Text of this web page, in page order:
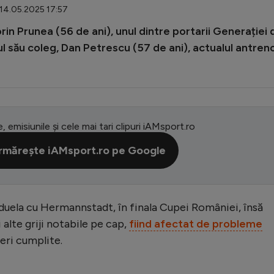
17:57
Prunea (56 de ani), unul dintre portarii Generației
coleg, Dan Petrescu (57 de ani), actualul
emisiunile și cele mai tari clipuri iAMsport.ro
iAMsport.ro pe Google
cu Hermannstadt, în finala Cupei României, însă
alte griji notabile pe cap, fiind afectat de probleme
cumplite.